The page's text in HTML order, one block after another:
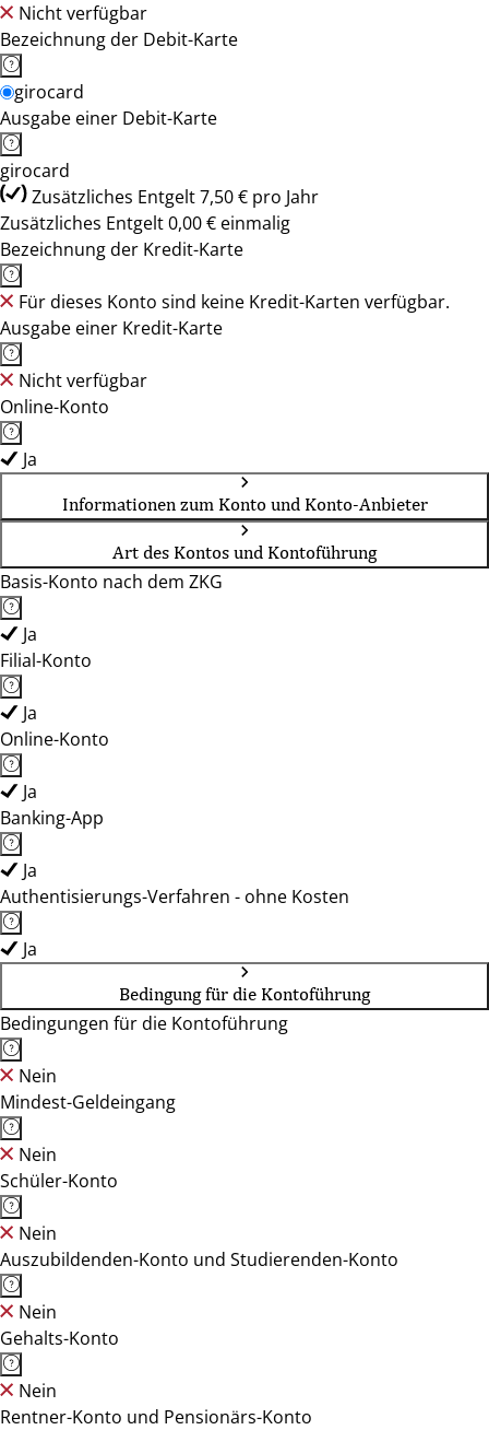
Nicht verfügbar
Bezeichnung der Debit-Karte
girocard
Ausgabe einer Debit-Karte
girocard
Zusätzliches Entgelt 7,50 € pro Jahr
Zusätzliches Entgelt 0,00 € einmalig
Bezeichnung der Kredit-Karte
Für dieses Konto sind keine Kredit-Karten verfügbar.
Ausgabe einer Kredit-Karte
Nicht verfügbar
Online-Konto
Ja
Informationen zum Konto und Konto-Anbieter
Art des Kontos und Kontoführung
Basis-Konto nach dem ZKG
Ja
Filial-Konto
Ja
Online-Konto
Ja
Banking-App
Ja
Authentisierungs-Verfahren - ohne Kosten
Ja
Bedingung für die Kontoführung
Bedingungen für die Kontoführung
Nein
Mindest-Geldeingang
Nein
Schüler-Konto
Nein
Auszubildenden-Konto und Studierenden-Konto
Nein
Gehalts-Konto
Nein
Rentner-Konto und Pensionärs-Konto